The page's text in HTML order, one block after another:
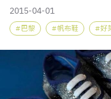
2015-04-01
巴黎 帆布鞋 好